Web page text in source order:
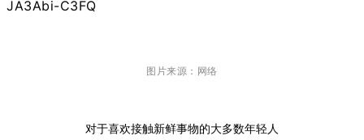
JA3Abi-C3FQ
图片来源：网络
对于喜欢接触新鲜事物的大多数年轻人